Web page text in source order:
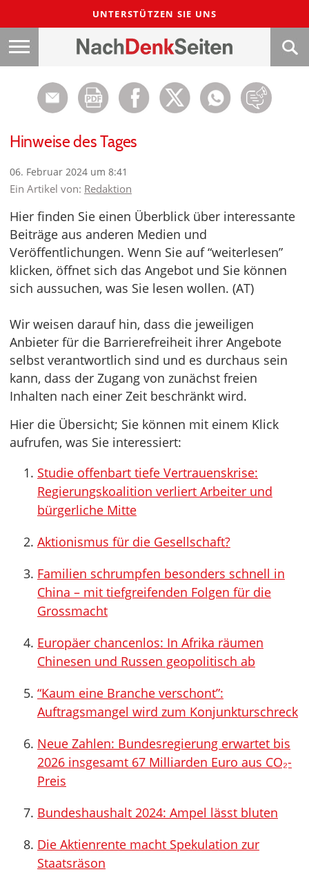
UNTERSTÜTZEN SIE UNS
Hinweise des Tages
06. Februar 2024 um 8:41
Ein Artikel von: Redaktion
Hier finden Sie einen Überblick über interessante
Beiträge aus anderen Medien und
Veröffentlichungen. Wenn Sie auf “weiterlesen”
klicken, öffnet sich das Angebot und Sie können
sich aussuchen, was Sie lesen wollen. (AT)
Wir weisen darauf hin, dass die jeweiligen
Anbieter für die Barrierefreiheit ihrer Angebote
selbst verantwortlich sind und es durchaus sein
kann, dass der Zugang von zunächst freien
Inhalten nach einer Zeit beschränkt wird.
Hier die Übersicht; Sie können mit einem Klick
aufrufen, was Sie interessiert:
Studie offenbart tiefe Vertrauenskrise:
Regierungskoalition verliert Arbeiter und
bürgerliche Mitte
Aktionismus für die Gesellschaft?
Familien schrumpfen besonders schnell in
China – mit tiefgreifenden Folgen für die
Grossmacht
Europäer chancenlos: In Afrika räumen
Chinesen und Russen geopolitisch ab
“Kaum eine Branche verschont”:
Auftragsmangel wird zum Konjunkturschreck
Neue Zahlen: Bundesregierung erwartet bis
2026 insgesamt 67 Milliarden Euro aus CO₂-
Preis
Bundeshaushalt 2024: Ampel lässt bluten
Die Aktienrente macht Spekulation zur
Staatsräson